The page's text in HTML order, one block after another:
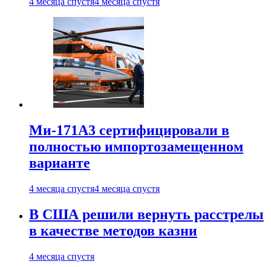
Ми-171А3 сертифицировали в
полностью импортозамещенном
варианте
4 месяца спустя4 месяца спустя
В США решили вернуть расстрелы
в качестве методов казни
4 месяца спустя